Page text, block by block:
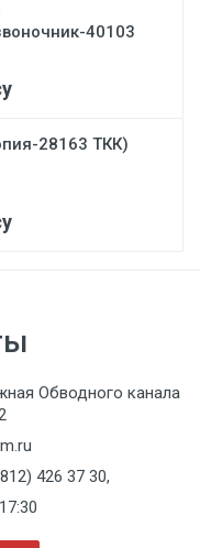
40103
28163 ТКК)
Обводного канала
426 37 30,